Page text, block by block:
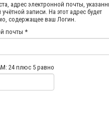
адрес электронной почты,
записи. На этот адрес будет
содержащее ваш Логин.
почты *
24 плюс 5 равно